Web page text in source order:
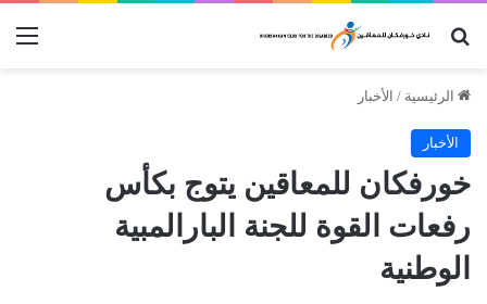
بحث عن
الرئيسية / الأخبار
الأخبار
خورفكان للمعاقين يتوج بكأس
رفعات القوة للجنة البارالمبية
الوطنية